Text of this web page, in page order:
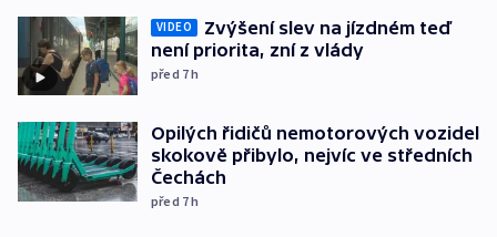
VIDEO
Zvýšení slev na jízdném teď
není priorita, zní z vlády
před 7h
Opilých řidičů nemotorových vozidel
skokově přibylo, nejvíc ve středních
Čechách
před 7h